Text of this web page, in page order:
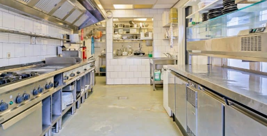
t
i
o
n